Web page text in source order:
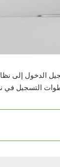
الدخول إلى
التسجيل في